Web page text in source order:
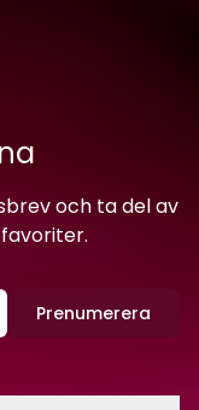
och ta del av
Prenumerera